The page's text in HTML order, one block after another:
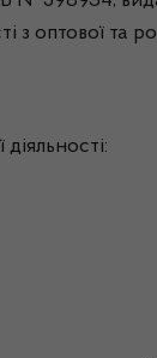
з оптової та